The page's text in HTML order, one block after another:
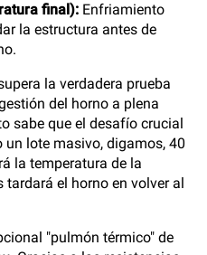
final): Enfriamiento
la estructura antes de
la verdadera prueba
del horno a plena
sabe que el desafío crucial
lote masivo, digamos, 40
la temperatura de la
el horno en volver al
"pulmón térmico" de